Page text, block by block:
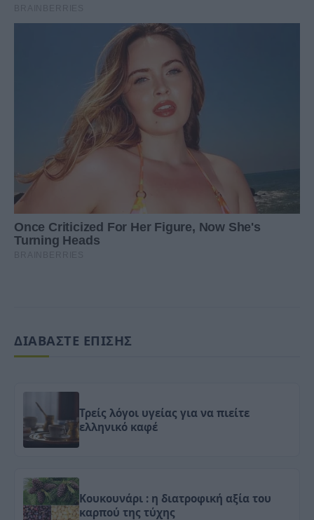
ΔΙΑΒΑΣΤΕ ΕΠΙΣΗΣ
Τρείς λόγοι υγείας για να πιείτε
ελληνικό καφέ
Κουκουνάρι : η διατροφική αξία του
καρπού της τύχης